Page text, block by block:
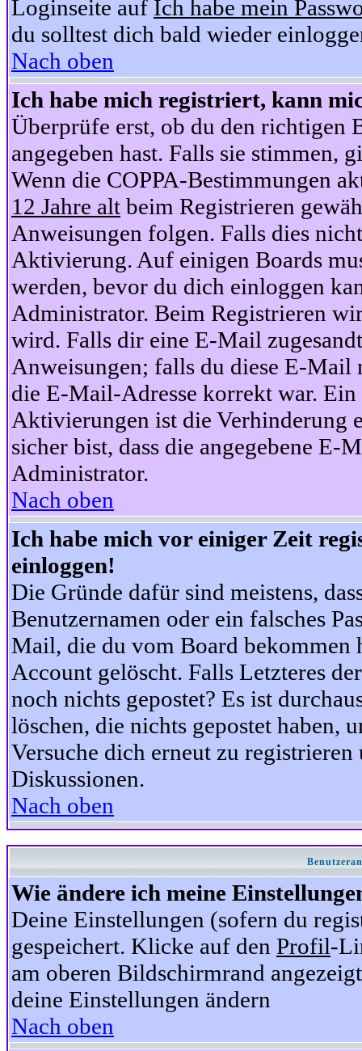
Loginseite auf Ich habe mein
du solltest dich bald wieder
Nach oben
Ich habe mich registriert, kann
Überprüfe erst, ob du den richtigen
angegeben hast. Falls sie stimmen,
Wenn die COPPA-Bestimmungen
12 Jahre alt beim Registrieren
Anweisungen folgen. Falls dies
Aktivierung. Auf einigen Boards
werden, bevor du dich einloggen
Administrator. Beim Registrieren
wird. Falls dir eine E-Mail
Anweisungen; falls du diese E-Mail
die E-Mail-Adresse korrekt war.
Aktivierungen ist die Verhinderung
sicher bist, dass die angegebene
Administrator.
Nach oben
Ich habe mich vor einiger Zeit
einloggen!
Die Gründe dafür sind meistens,
Benutzernamen oder ein falsches
Mail, die du vom Board bekommen
Account gelöscht. Falls Letzteres
noch nichts gepostet? Es ist
löschen, die nichts gepostet haben,
Versuche dich erneut zu
Diskussionen.
Nach oben
Wie ändere ich meine
Deine Einstellungen (sofern du
gespeichert. Klicke auf den Profil-
am oberen Bildschirmrand
deine Einstellungen ändern
Nach oben